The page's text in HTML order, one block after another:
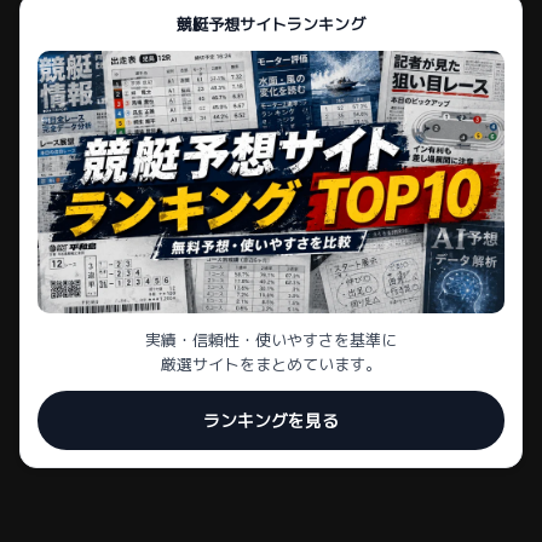
競艇予想サイトランキング
実績・信頼性・使いやすさを基準に
厳選サイトをまとめています。
ランキングを見る